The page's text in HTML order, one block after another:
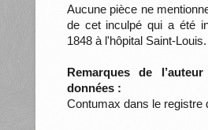
Aucune pièce ne
de cet inculpé qui a été
1848 à l'hôpital Saint-Louis.
Remarques de
données :
Contumax dans le registre